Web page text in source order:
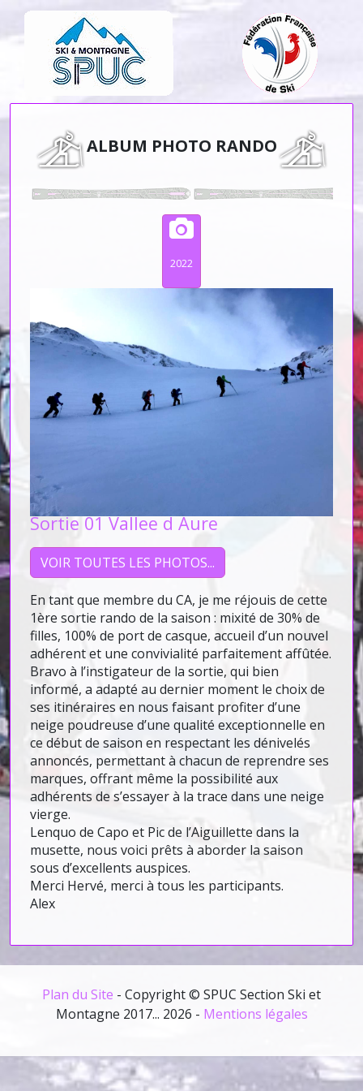
ALBUM PHOTO RANDO
2022
Sortie 01 Vallee d Aure
VOIR TOUTES LES PHOTOS...
En tant que membre du CA, je me réjouis de cette
1ère sortie rando de la saison : mixité de 30% de
filles, 100% de port de casque, accueil d’un nouvel
adhérent et une convivialité parfaitement affûtée.
Bravo à l’instigateur de la sortie, qui bien
informé, a adapté au dernier moment le choix de
ses itinéraires en nous faisant profiter d’une
neige poudreuse d’une qualité exceptionnelle en
ce début de saison en respectant les dénivelés
annoncés, permettant à chacun de reprendre ses
marques, offrant même la possibilité aux
adhérents de s’essayer à la trace dans une neige
vierge.
Lenquo de Capo et Pic de l’Aiguillette dans la
musette, nous voici prêts à aborder la saison
sous d’excellents auspices.
Merci Hervé, merci à tous les participants.
Alex
Plan du Site - Copyright © SPUC Section Ski et
Montagne 2017... 2026 - Mentions légales